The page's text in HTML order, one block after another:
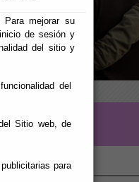
Para mejorar su
de sesión y
del sitio y
del
Sitio web, de
para